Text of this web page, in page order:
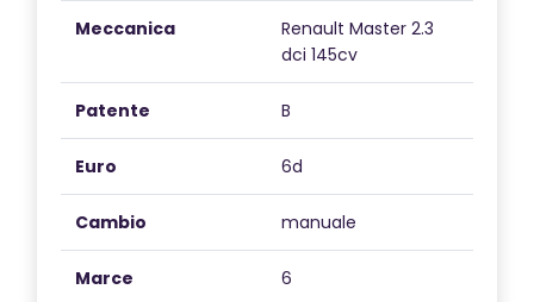
prezioso che porterai nel cuore per sempre.
Meccanica
Renault Master 2.3
dci 145cv
Patente B
Euro 6d
Cambio manuale
Marce 6